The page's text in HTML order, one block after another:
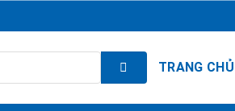
TRANG CHỦ